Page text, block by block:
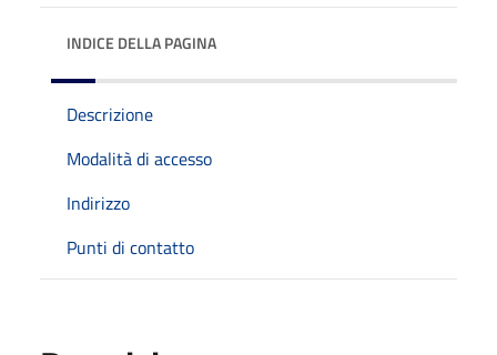
INDICE DELLA PAGINA
Descrizione
Modalità di accesso
Indirizzo
Punti di contatto